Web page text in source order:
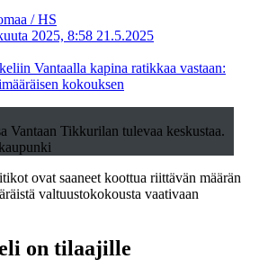
/ HS
2025, 8:58 21.5.2025
Vantaalla kapina ratikkaa vastaan:
kokouksen
Vantaan Tikkurilan tulevaa keskustaa.
ovat saaneet koottua riittävän määrän
valtuustokokousta vaativaan
on tilaajille